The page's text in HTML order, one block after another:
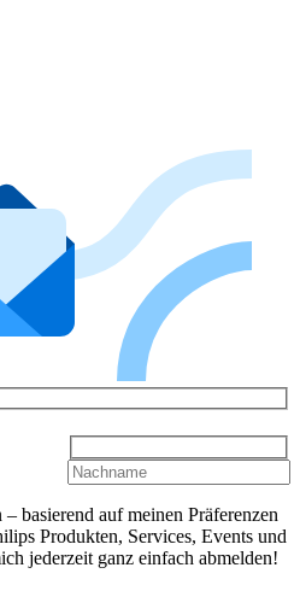
basierend auf meinen Präferenzen
Produkten, Services, Events und
jederzeit ganz einfach abmelden!